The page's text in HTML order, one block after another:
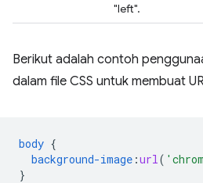
"left".
Berikut adalah contoh
dalam file CSS untuk membuat
body {
background-image :url(
}